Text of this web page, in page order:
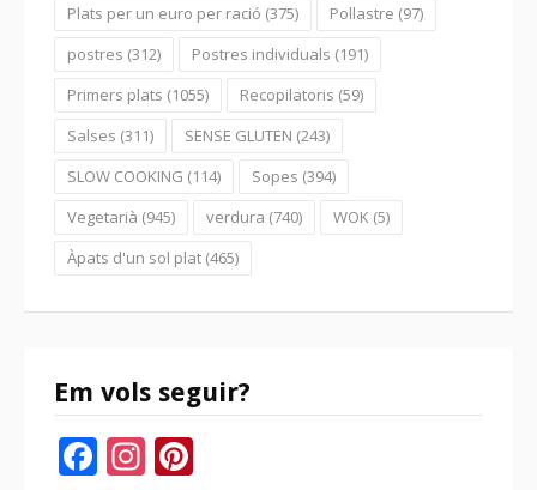
Plats per un euro per ració (375) Pollastre (97)
postres (312) Postres individuals (191)
Primers plats (1055) Recopilatoris (59)
Salses (311) SENSE GLUTEN (243)
SLOW COOKING (114) Sopes (394)
Vegetarià (945) verdura (740) WOK (5)
Àpats d'un sol plat (465)
Em vols seguir?
Facebook
Instagram